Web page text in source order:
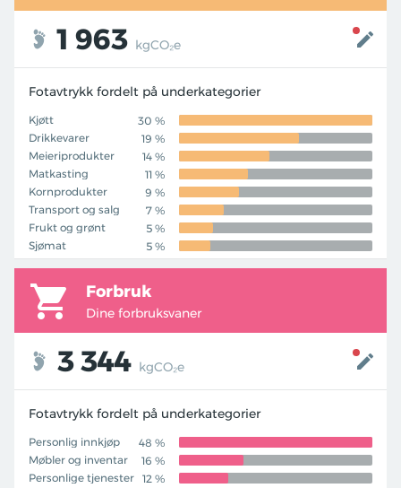
1 963 kgCO₂e
Fotavtrykk fordelt på underkategorier
Kjøtt
30 %
Drikkevarer
19 %
Meieriprodukter
14 %
Matkasting
11 %
Kornprodukter
9 %
Transport og salg
7 %
Frukt og grønt
5 %
Sjømat
5 %
Forbruk
Dine forbruksvaner
3 344 kgCO₂e
Fotavtrykk fordelt på underkategorier
Personlig innkjøp
48 %
Møbler og inventar
16 %
Personlige tjenester 12 %